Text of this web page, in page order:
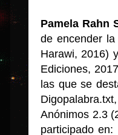
Pamela Rahn
de encender
Harawi, 2016)
Ediciones,
las que se
Anónimos 2.3
participado en: